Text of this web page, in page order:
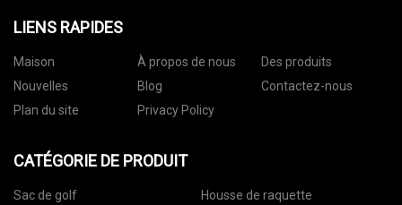
LIENS RAPIDES
Maison À propos de nous
Des produits
Nouvelles
Blog
Contactez-nous
Plan du site
Privacy Policy
CATÉGORIE DE PRODUIT
Sac de golf Housse de raquette